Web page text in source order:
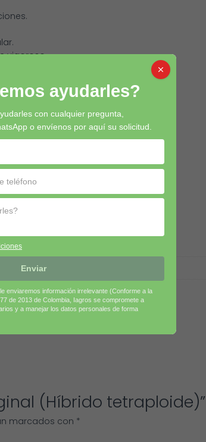
vigoroso.
rendimiento.
de alta humedad.
aquí
(Híbrido tetraploide)”
marcados con *
ayudarles?
con cualquier pregunta,
o envíenos por aquí su solicitud.
Enviar
enviaremos información irrelevante (Conforme a la
de 2013 de Colombia, Iagros se compromete a
y a manejar los datos personales de forma